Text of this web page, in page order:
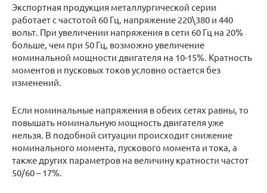
Экспортная продукция металлургической серии
работает с частотой 60 Гц, напряжение 220\380 и 440
вольт. При увеличении напряжения в сети 60 Гц на 20%
больше, чем при 50 Гц, возможно увеличение
номинальной мощности двигателя на 10-15%. Кратность
моментов и пусковых токов условно остается без
изменений.
Если номинальные напряжения в обеих сетях равны, то
повышать номинальную мощность двигателя уже
нельзя. В подобной ситуации происходит снижение
номинального момента, пускового момента и тока, а
также других параметров на величину кратности частот
50/60 – 17%.